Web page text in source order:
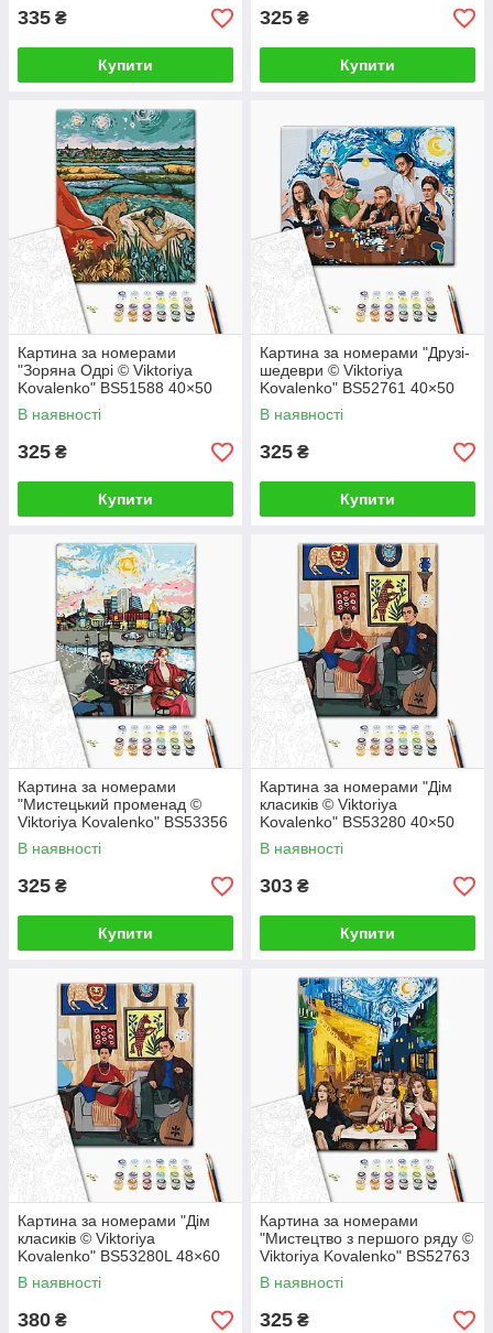
335 ₴
Купити
325 ₴
Купити
Картина за номерами
"Зоряна Одрі © Viktoriya
Kovalenko" BS51588 40×50
см
В наявності
325 ₴
Купити
Картина за номерами "Друзі-
шедеври © Viktoriya
Kovalenko" BS52761 40×50
см
В наявності
325 ₴
Купити
Картина за номерами
"Мистецький променад ©
Viktoriya Kovalenko" BS53356
40×50 см
В наявності
325 ₴
Купити
Картина за номерами "Дім
класиків © Viktoriya
Kovalenko" BS53280 40×50
см
В наявності
303 ₴
Купити
Картина за номерами "Дім
класиків © Viktoriya
Kovalenko" BS53280L 48×60
см
В наявності
380 ₴
Картина за номерами
"Мистецтво з першого ряду ©
Viktoriya Kovalenko" BS52763
40×50 см
В наявності
325 ₴